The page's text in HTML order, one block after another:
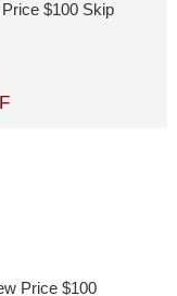
$100 Skip
Price $100